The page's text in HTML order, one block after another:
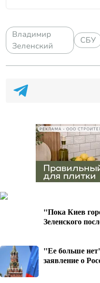
Владимир
Зеленский
СБУ
"Пока Киев
Зеленского
"Ее больше
заявление о